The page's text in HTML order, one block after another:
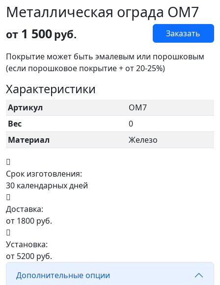
Металлическая ограда ОМ7
от 1 500руб. Заказать
Покрытие может быть эмалевым или порошковым
(если порошковое покрытие + от 20-25%)
Характеристики
Артикул
ОМ7
Вес
0
Материал
Железо
Срок изготовления:
30 календарных дней
Доставка:
от 1800 руб.
Установка:
от 5200 руб.
Дополнительные опции